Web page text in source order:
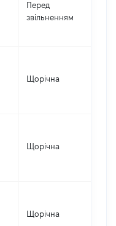
Перед
звільненням
Щорічна
Щорічна
Щорічна